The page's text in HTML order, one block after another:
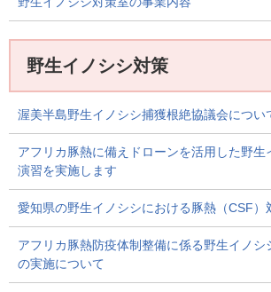
野生イノシシ対策
渥美半島野生イノシシ捕獲根絶協議会につい
アフリカ豚熱に備えドローンを活用した野生
演習を実施します
愛知県の野生イノシシにおける豚熱（CSF）
アフリカ豚熱防疫体制整備に係る野生イノシ
の実施について